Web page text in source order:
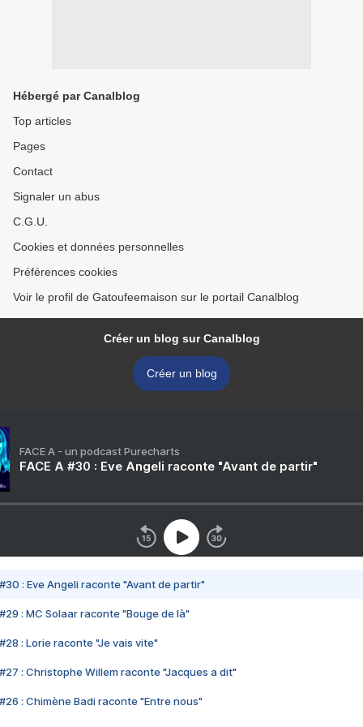
Hébergé par Canalblog
Top articles
Pages
Contact
Signaler un abus
C.G.U.
Cookies et données personnelles
Préférences cookies
Voir le profil de Gatoufeemaison sur le portail Canalblog
Créer un blog sur Canalblog
Créer un blog
FACE A - un podcast Purecharts
FACE A #30 : Eve Angeli raconte "Avant de partir"
#30 : Eve Angeli raconte "Avant de partir"
#29 : MC Solaar raconte "Bouge de là"
#28 : Lorie raconte "Je vais vite"
#27 : Christophe Willem raconte "Jacques a dit"
#26 : Chimène Badi raconte "Entre nous"